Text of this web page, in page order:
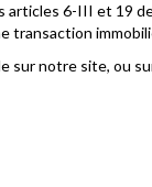
6-III et 19
transaction
sur notre site, ou